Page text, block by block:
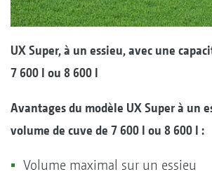
UX Super, à un essieu, avec une
7 600 l ou 8 600 l
Avantages du modèle UX Super à un
volume de cuve de 7 600 l ou 8 600 l :
Volume maximal sur un essieu